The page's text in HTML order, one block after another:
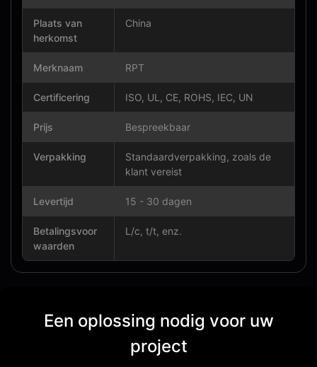
Plaats van
herkomst
China
Merknaam RPT
Certificering ISO, UL, CE, ROHS, IEC, UN
Prijs Bespreekbaar
Verpakking
Standaardverpakking, zoals de
klant vereist
Levertijd 15 - 30 dagen
Betalingsvoor
waarden
L/c, t/t, enz.
Een oplossing nodig voor uw
project